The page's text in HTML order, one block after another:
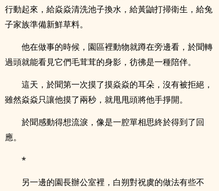
行動起來，給焱焱清洗池子換水，給黃鼬打掃衛生，給兔
子家族準備新鮮草料。
他在做事的時候，園區裡動物就蹲在旁邊看，於聞轉
過頭就能看見它們毛茸茸的身影，彷彿是一種陪伴。
這天，於聞第一次摸了摸焱焱的耳朵，沒有被拒絕，
雖然焱焱只讓他摸了兩秒，就甩甩頭將他手掙開。
於聞感動得想流淚，像是一腔單相思終於得到了回
應。
*
另一邊的園長辦公室裡，白朔對祝虞的做法有些不